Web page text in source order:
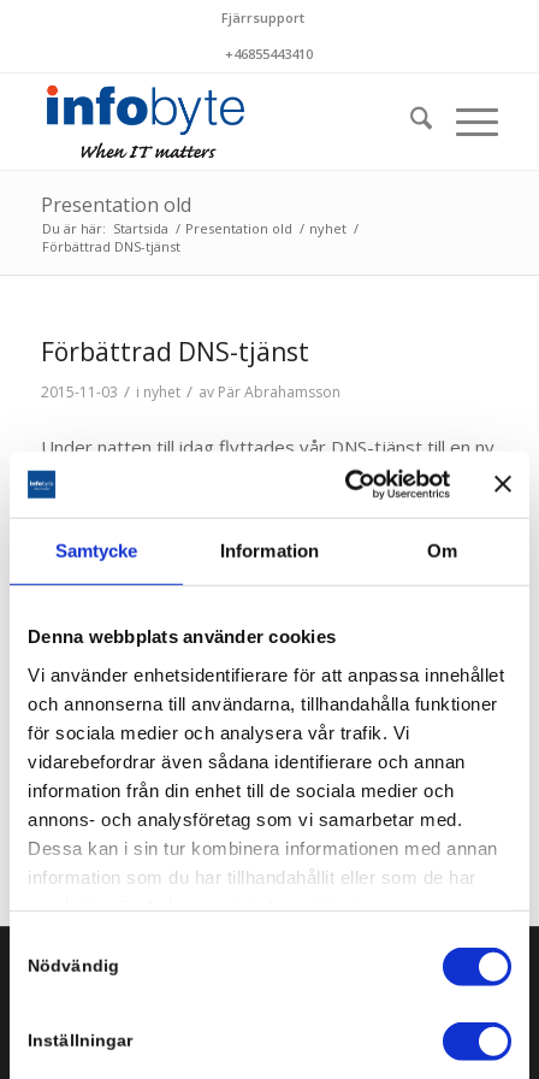
Samtycke Information Om
Denna webbplats använder cookies
Vi använder enhetsidentifierare för att anpassa innehållet
och annonserna till användarna, tillhandahålla funktioner
för sociala medier och analysera vår trafik. Vi
vidarebefordrar även sådana identifierare och annan
information från din enhet till de sociala medier och
annons- och analysföretag som vi samarbetar med.
Dessa kan i sin tur kombinera informationen med annan
information som du har tillhandahållit eller som de har
Nödvändig
Inställningar
Fjärrsupport
+46855443410
Presentation old
Du är här: Startsida / Presentation old / nyhet /
Förbättrad DNS-tjänst
Förbättrad DNS-tjänst
2015-11-03 / i nyhet / av Pär Abrahamsson
Under natten till idag flyttades vår DNS-tjänst till en ny
plattform. Den nya tjänsten, som administreras helt av
oss själva, använder DNS-servrar placerade på fyra
och driftsäker. Snabba och driftsäkra DNS-servrar är en
viktig komponent kring närvaron på internet.
Share this entry
Storgatan 3-5, plan 3